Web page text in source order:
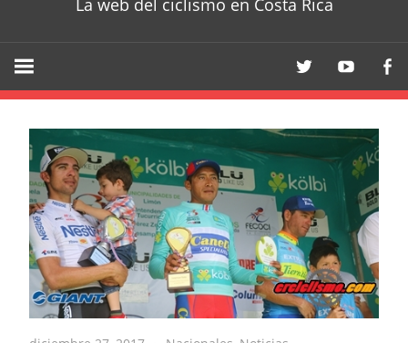
La web del ciclismo en Costa Rica